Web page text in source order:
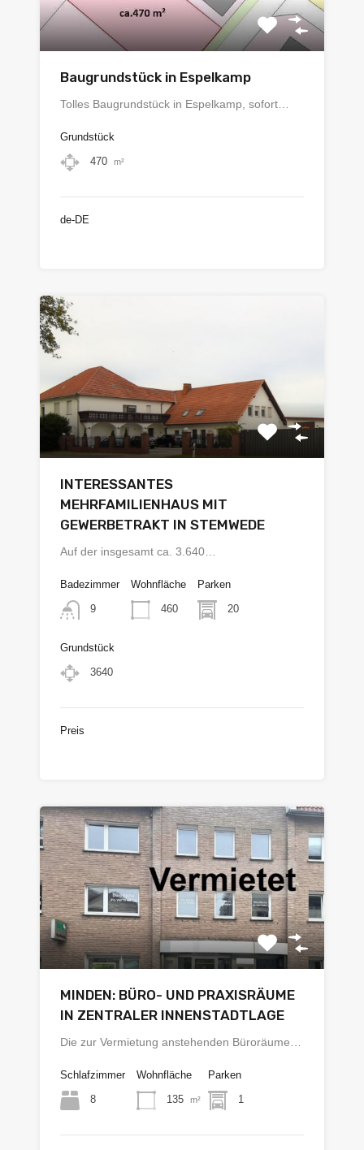
Baugrundstück in Espelkamp
Tolles Baugrundstück in Espelkamp, sofort…
Grundstück
470
m²
de-DE
INTERESSANTES
MEHRFAMILIENHAUS MIT
GEWERBETRAKT IN STEMWEDE
Auf der insgesamt ca. 3.640…
Badezimmer
9
Wohnfläche
460
Parken
20
Grundstück
3640
Preis
MINDEN: BÜRO- UND PRAXISRÄUME
IN ZENTRALER INNENSTADTLAGE
Die zur Vermietung anstehenden Büroräume…
Schlafzimmer
8
Wohnfläche
135
m²
Parken
1